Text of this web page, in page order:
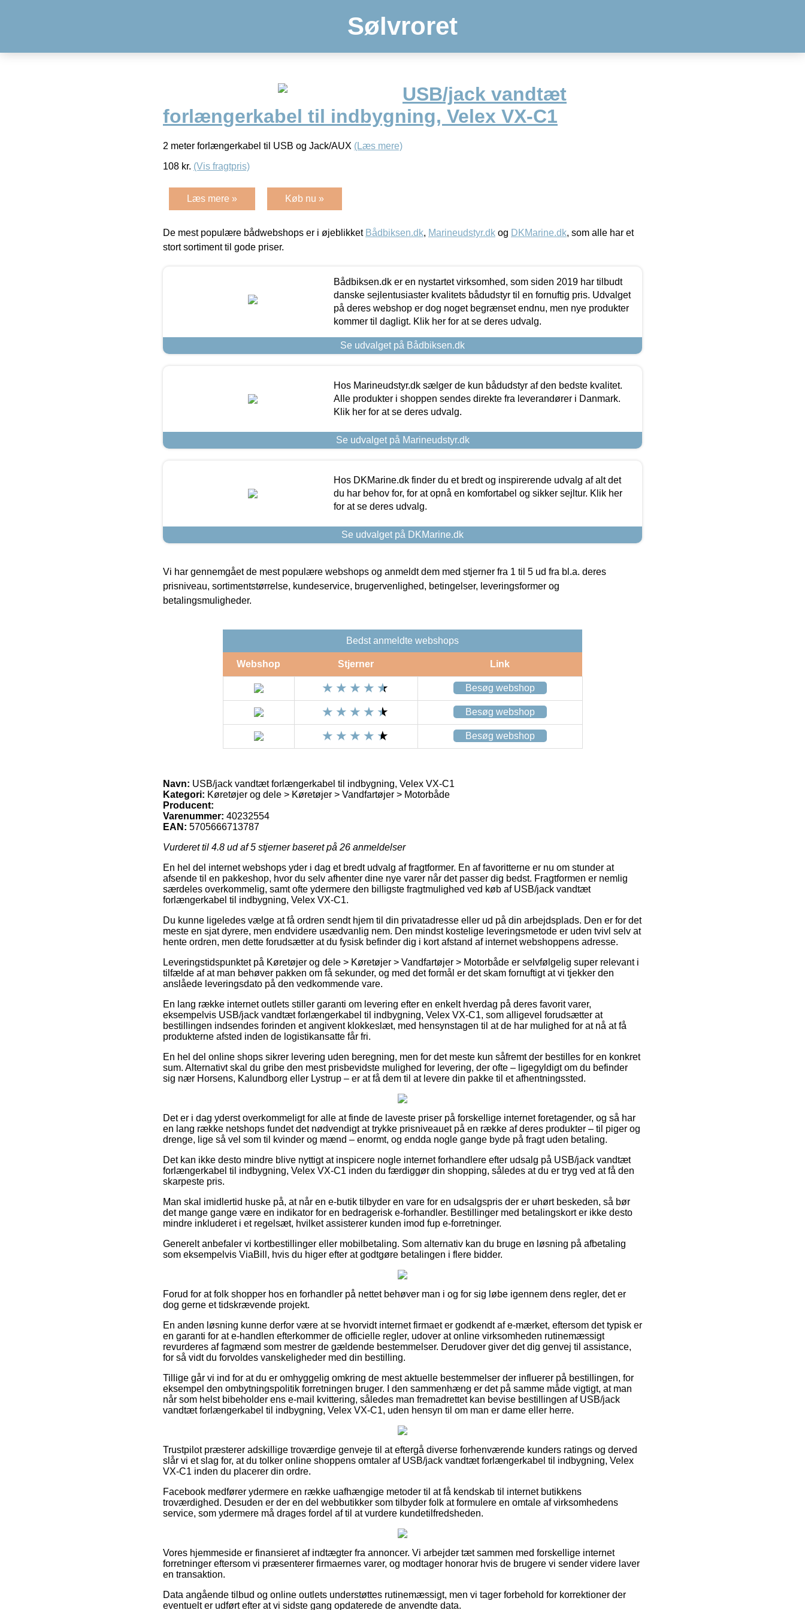
Sølvroret
USB/jack vandtæt
forlængerkabel til indbygning, Velex VX-C1
2 meter forlængerkabel til USB og Jack/AUX (Læs mere)
108 kr. (Vis fragtpris)
Læs mere » Køb nu »
De mest populære bådwebshops er i øjeblikket Bådbiksen.dk, Marineudstyr.dk og DKMarine.dk, som alle har et
stort sortiment til gode priser.
Bådbiksen.dk er en nystartet virksomhed, som siden 2019 har tilbudt
danske sejlentusiaster kvalitets bådudstyr til en fornuftig pris. Udvalget
på deres webshop er dog noget begrænset endnu, men nye produkter
kommer til dagligt. Klik her for at se deres udvalg.
Se udvalget på Bådbiksen.dk
Hos Marineudstyr.dk sælger de kun bådudstyr af den bedste kvalitet.
Alle produkter i shoppen sendes direkte fra leverandører i Danmark.
Klik her for at se deres udvalg.
Se udvalget på Marineudstyr.dk
Hos DKMarine.dk finder du et bredt og inspirerende udvalg af alt det
du har behov for, for at opnå en komfortabel og sikker sejltur. Klik her
for at se deres udvalg.
Se udvalget på DKMarine.dk
Vi har gennemgået de mest populære webshops og anmeldt dem med stjerner fra 1 til 5 ud fra bl.a. deres
prisniveau, sortimentstørrelse, kundeservice, brugervenlighed, betingelser, leveringsformer og
betalingsmuligheder.
Bedst anmeldte webshops
Webshop Stjerner Link
Besøg webshop
Besøg webshop
Besøg webshop
Navn: USB/jack vandtæt forlængerkabel til indbygning, Velex VX-C1
Kategori: Køretøjer og dele > Køretøjer > Vandfartøjer > Motorbåde
Producent:
Varenummer: 40232554
EAN: 5705666713787
Vurderet til 4.8 ud af 5 stjerner baseret på 26 anmeldelser
En hel del internet webshops yder i dag et bredt udvalg af fragtformer. En af favoritterne er nu om stunder at
afsende til en pakkeshop, hvor du selv afhenter dine nye varer når det passer dig bedst. Fragtformen er nemlig
særdeles overkommelig, samt ofte ydermere den billigste fragtmulighed ved køb af USB/jack vandtæt
forlængerkabel til indbygning, Velex VX-C1.
Du kunne ligeledes vælge at få ordren sendt hjem til din privatadresse eller ud på din arbejdsplads. Den er for det
meste en sjat dyrere, men endvidere usædvanlig nem. Den mindst kostelige leveringsmetode er uden tvivl selv at
hente ordren, men dette forudsætter at du fysisk befinder dig i kort afstand af internet webshoppens adresse.
Leveringstidspunktet på Køretøjer og dele > Køretøjer > Vandfartøjer > Motorbåde er selvfølgelig super relevant i
tilfælde af at man behøver pakken om få sekunder, og med det formål er det skam fornuftigt at vi tjekker den
anslåede leveringsdato på den vedkommende vare.
En lang række internet outlets stiller garanti om levering efter en enkelt hverdag på deres favorit varer,
eksempelvis USB/jack vandtæt forlængerkabel til indbygning, Velex VX-C1, som alligevel forudsætter at
bestillingen indsendes forinden et angivent klokkeslæt, med hensynstagen til at de har mulighed for at nå at få
produkterne afsted inden de logistikansatte får fri.
En hel del online shops sikrer levering uden beregning, men for det meste kun såfremt der bestilles for en konkret
sum. Alternativt skal du gribe den mest prisbevidste mulighed for levering, der ofte – ligegyldigt om du befinder
sig nær Horsens, Kalundborg eller Lystrup – er at få dem til at levere din pakke til et afhentningssted.
Det er i dag yderst overkommeligt for alle at finde de laveste priser på forskellige internet foretagender, og så har
en lang række netshops fundet det nødvendigt at trykke prisniveauet på en række af deres produkter – til piger og
drenge, lige så vel som til kvinder og mænd – enormt, og endda nogle gange byde på fragt uden betaling.
Det kan ikke desto mindre blive nyttigt at inspicere nogle internet forhandlere efter udsalg på USB/jack vandtæt
forlængerkabel til indbygning, Velex VX-C1 inden du færdiggør din shopping, således at du er tryg ved at få den
skarpeste pris.
Man skal imidlertid huske på, at når en e-butik tilbyder en vare for en udsalgspris der er uhørt beskeden, så bør
det mange gange være en indikator for en bedragerisk e-forhandler. Bestillinger med betalingskort er ikke desto
mindre inkluderet i et regelsæt, hvilket assisterer kunden imod fup e-forretninger.
Generelt anbefaler vi kortbestillinger eller mobilbetaling. Som alternativ kan du bruge en løsning på afbetaling
som eksempelvis ViaBill, hvis du higer efter at godtgøre betalingen i flere bidder.
Forud for at folk shopper hos en forhandler på nettet behøver man i og for sig løbe igennem dens regler, det er
dog gerne et tidskrævende projekt.
En anden løsning kunne derfor være at se hvorvidt internet firmaet er godkendt af e-mærket, eftersom det typisk er
en garanti for at e-handlen efterkommer de officielle regler, udover at online virksomheden rutinemæssigt
revurderes af fagmænd som mestrer de gældende bestemmelser. Derudover giver det dig genvej til assistance,
for så vidt du forvoldes vanskeligheder med din bestilling.
Tillige går vi ind for at du er omhyggelig omkring de mest aktuelle bestemmelser der influerer på bestillingen, for
eksempel den ombytningspolitik forretningen bruger. I den sammenhæng er det på samme måde vigtigt, at man
når som helst bibeholder ens e-mail kvittering, således man fremadrettet kan bevise bestillingen af USB/jack
vandtæt forlængerkabel til indbygning, Velex VX-C1, uden hensyn til om man er dame eller herre.
Trustpilot præsterer adskillige troværdige genveje til at eftergå diverse forhenværende kunders ratings og derved
slår vi et slag for, at du tolker online shoppens omtaler af USB/jack vandtæt forlængerkabel til indbygning, Velex
VX-C1 inden du placerer din ordre.
Facebook medfører ydermere en række uafhængige metoder til at få kendskab til internet butikkens
troværdighed. Desuden er der en del webbutikker som tilbyder folk at formulere en omtale af virksomhedens
service, som ydermere må drages fordel af til at vurdere kundetilfredsheden.
Vores hjemmeside er finansieret af indtægter fra annoncer. Vi arbejder tæt sammen med forskellige internet
forretninger eftersom vi præsenterer firmaernes varer, og modtager honorar hvis de brugere vi sender videre laver
en transaktion.
Data angående tilbud og online outlets understøttes rutinemæssigt, men vi tager forbehold for korrektioner der
eventuelt er udført efter at vi sidste gang opdaterede de anvendte data.